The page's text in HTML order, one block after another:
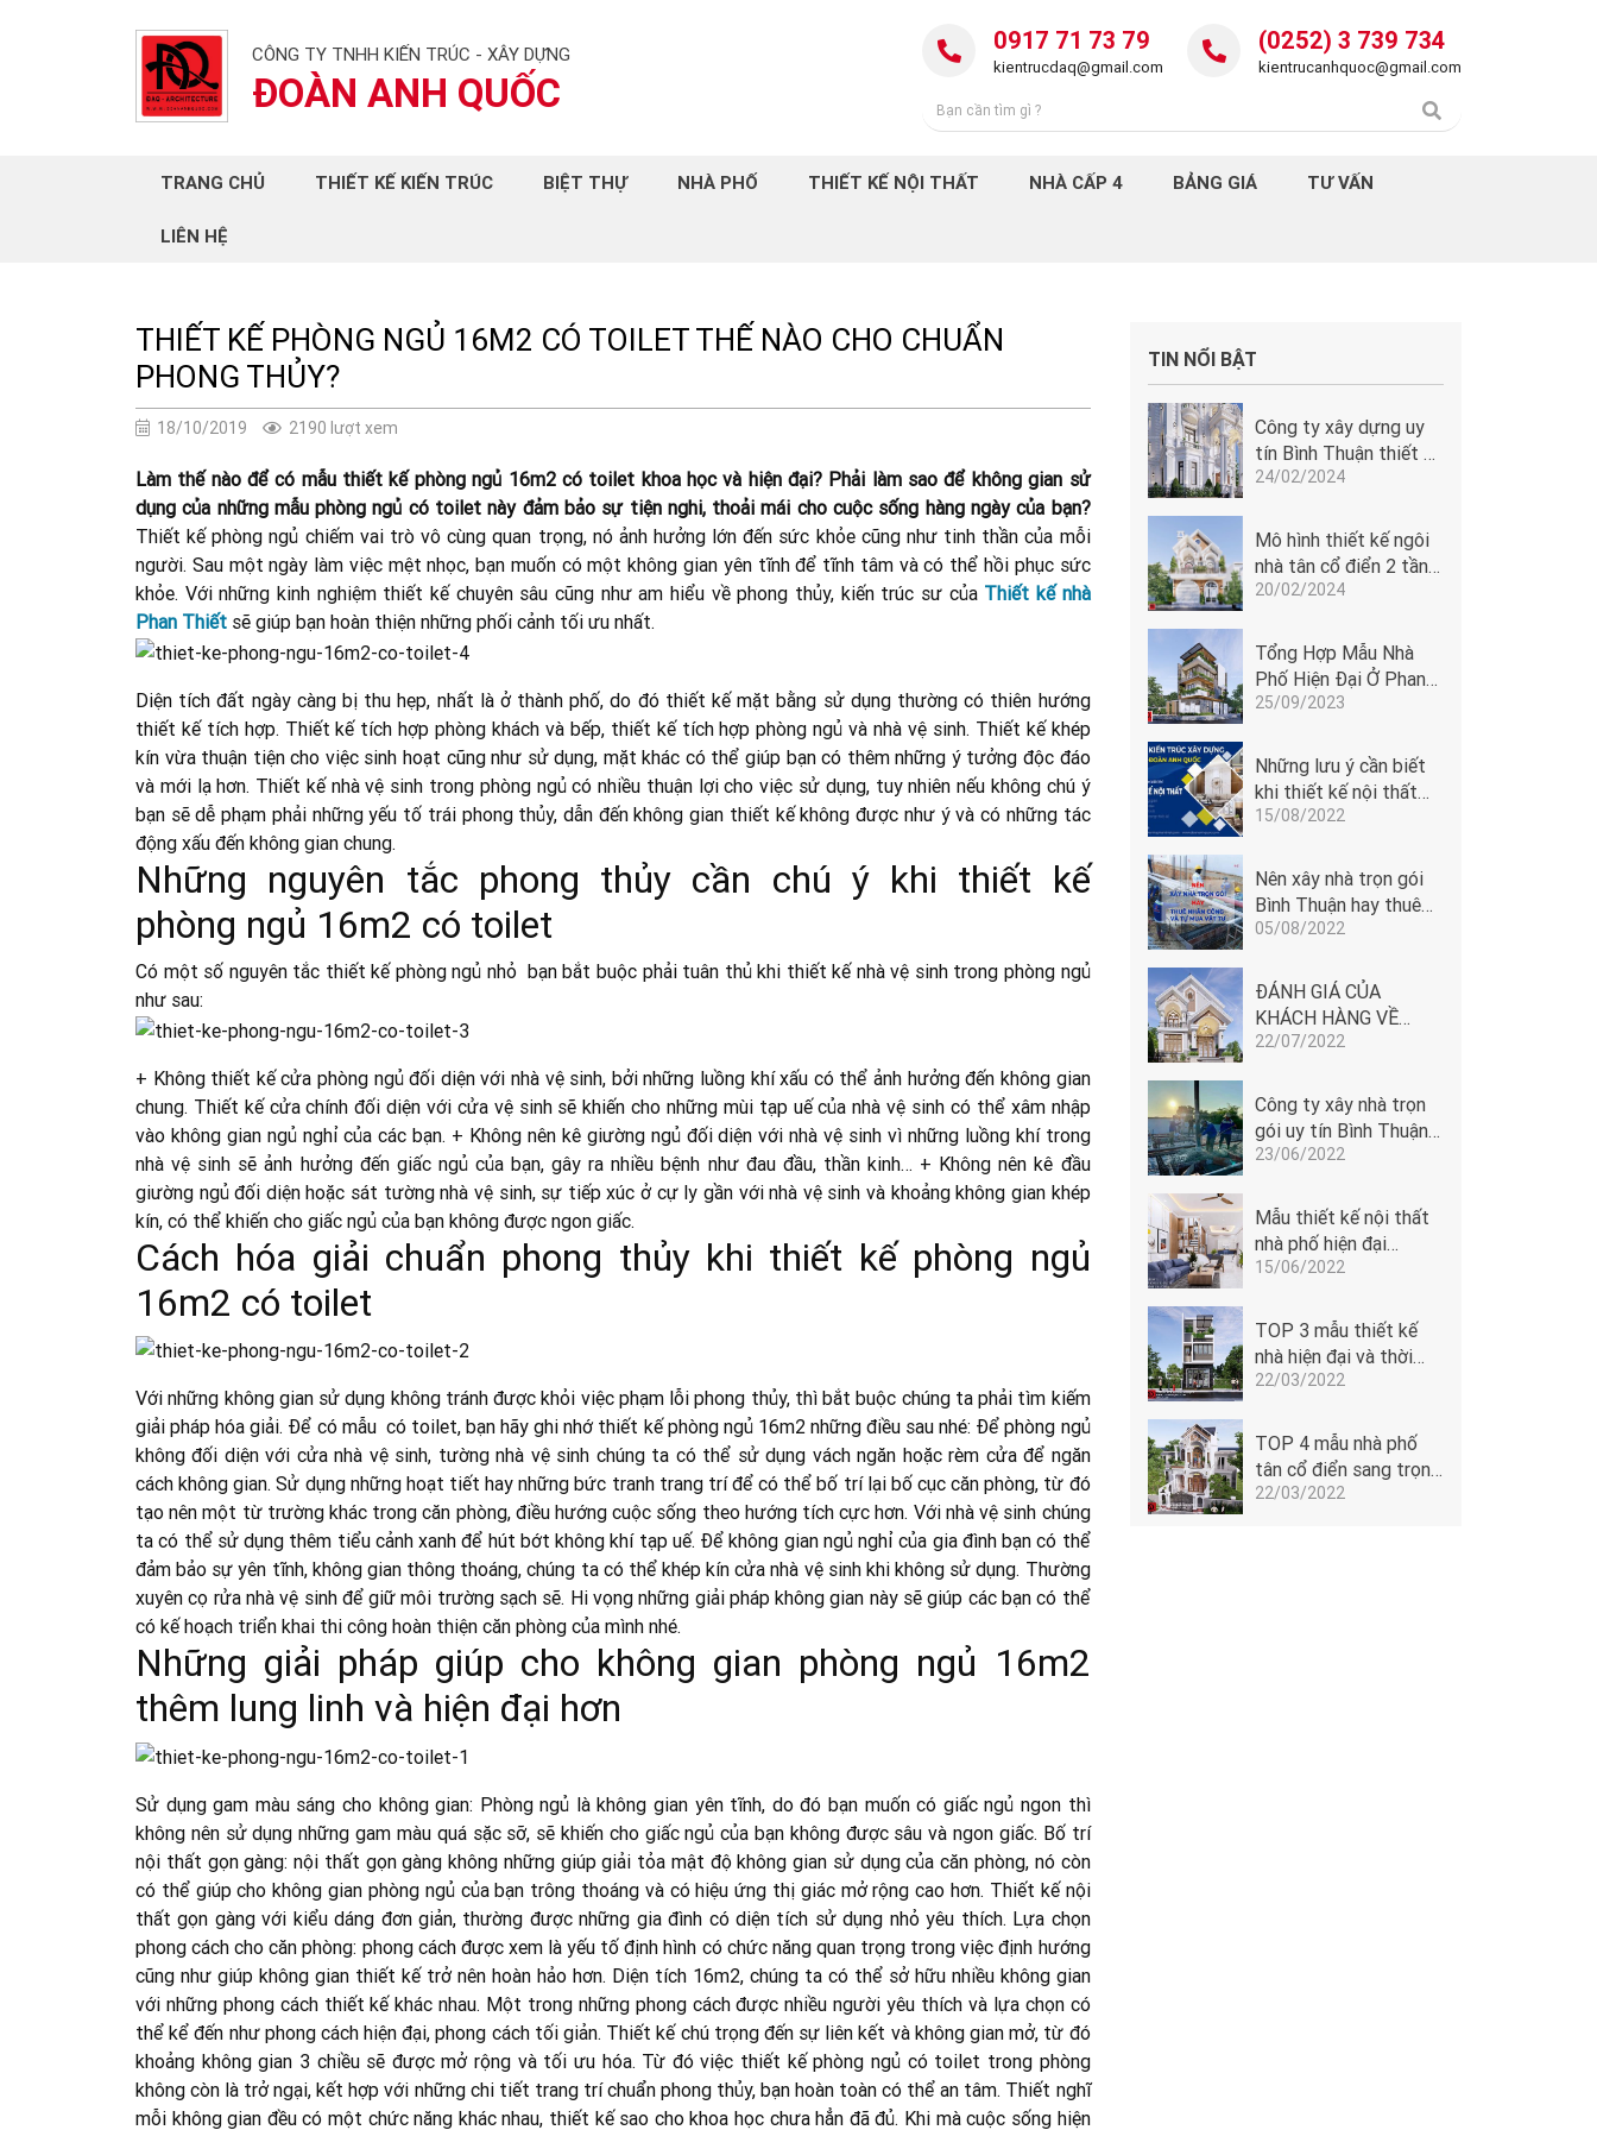
CÔNG TY TNHH KIẾN TRÚC - XÂY DỰNG
ĐOÀN ANH QUỐC
0917 71 73 79
kientrucdaq@gmail.com
(0252) 3 739 734
kientrucanhquoc@gmail.com
TRANG CHỦ THIẾT KẾ KIẾN TRÚC BIỆT THỰ NHÀ PHỐ THIẾT KẾ NỘI THẤT NHÀ CẤP 4 BẢNG GIÁ TƯ VẤN
LIÊN HỆ
THIẾT KẾ PHÒNG NGỦ 16M2 CÓ TOILET THẾ NÀO CHO CHUẨN
PHONG THỦY?
18/10/2019 2190 lượt xem
Làm thế nào để có mẫu thiết kế phòng ngủ 16m2 có toilet khoa học và hiện đại? Phải làm sao để không gian sử
dụng của những mẫu phòng ngủ có toilet này đảm bảo sự tiện nghi, thoải mái cho cuộc sống hàng ngày của bạn?
Thiết kế phòng ngủ chiếm vai trò vô cùng quan trọng, nó ảnh hưởng lớn đến sức khỏe cũng như tinh thần của mỗi
người. Sau một ngày làm việc mệt nhọc, bạn muốn có một không gian yên tĩnh để tĩnh tâm và có thể hồi phục sức
khỏe. Với những kinh nghiệm thiết kế chuyên sâu cũng như am hiểu về phong thủy, kiến trúc sư của Thiết kế nhà
Phan Thiết sẽ giúp bạn hoàn thiện những phối cảnh tối ưu nhất.
Diện tích đất ngày càng bị thu hẹp, nhất là ở thành phố, do đó thiết kế mặt bằng sử dụng thường có thiên hướng
thiết kế tích hợp. Thiết kế tích hợp phòng khách và bếp, thiết kế tích hợp phòng ngủ và nhà vệ sinh. Thiết kế khép
kín vừa thuận tiện cho việc sinh hoạt cũng như sử dụng, mặt khác có thể giúp bạn có thêm những ý tưởng độc đáo
và mới lạ hơn. Thiết kế nhà vệ sinh trong phòng ngủ có nhiều thuận lợi cho việc sử dụng, tuy nhiên nếu không chú ý
bạn sẽ dễ phạm phải những yếu tố trái phong thủy, dẫn đến không gian thiết kế không được như ý và có những tác
động xấu đến không gian chung.
Những nguyên tắc phong thủy cần chú ý khi thiết kế
phòng ngủ 16m2 có toilet
Có một số nguyên tắc thiết kế phòng ngủ nhỏ bạn bắt buộc phải tuân thủ khi thiết kế nhà vệ sinh trong phòng ngủ
như sau:
+ Không thiết kế cửa phòng ngủ đối diện với nhà vệ sinh, bởi những luồng khí xấu có thể ảnh hưởng đến không gian
chung. Thiết kế cửa chính đối diện với cửa vệ sinh sẽ khiến cho những mùi tạp uế của nhà vệ sinh có thể xâm nhập
vào không gian ngủ nghỉ của các bạn. + Không nên kê giường ngủ đối diện với nhà vệ sinh vì những luồng khí trong
nhà vệ sinh sẽ ảnh hưởng đến giấc ngủ của bạn, gây ra nhiều bệnh như đau đầu, thần kinh… + Không nên kê đầu
giường ngủ đối diện hoặc sát tường nhà vệ sinh, sự tiếp xúc ở cự ly gần với nhà vệ sinh và khoảng không gian khép
kín, có thể khiến cho giấc ngủ của bạn không được ngon giấc.
Cách hóa giải chuẩn phong thủy khi thiết kế phòng ngủ
16m2 có toilet
Với những không gian sử dụng không tránh được khỏi việc phạm lỗi phong thủy, thì bắt buộc chúng ta phải tìm kiếm
giải pháp hóa giải. Để có mẫu có toilet, bạn hãy ghi nhớ thiết kế phòng ngủ 16m2 những điều sau nhé: Để phòng ngủ
không đối diện với cửa nhà vệ sinh, tường nhà vệ sinh chúng ta có thể sử dụng vách ngăn hoặc rèm cửa để ngăn
cách không gian. Sử dụng những hoạt tiết hay những bức tranh trang trí để có thể bố trí lại bố cục căn phòng, từ đó
tạo nên một từ trường khác trong căn phòng, điều hướng cuộc sống theo hướng tích cực hơn. Với nhà vệ sinh chúng
ta có thể sử dụng thêm tiểu cảnh xanh để hút bớt không khí tạp uế. Để không gian ngủ nghỉ của gia đình bạn có thể
đảm bảo sự yên tĩnh, không gian thông thoáng, chúng ta có thể khép kín cửa nhà vệ sinh khi không sử dụng. Thường
xuyên cọ rửa nhà vệ sinh để giữ môi trường sạch sẽ. Hi vọng những giải pháp không gian này sẽ giúp các bạn có thể
có kế hoạch triển khai thi công hoàn thiện căn phòng của mình nhé.
Những giải pháp giúp cho không gian phòng ngủ 16m2
thêm lung linh và hiện đại hơn
Sử dụng gam màu sáng cho không gian: Phòng ngủ là không gian yên tĩnh, do đó bạn muốn có giấc ngủ ngon thì
không nên sử dụng những gam màu quá sặc sỡ, sẽ khiến cho giấc ngủ của bạn không được sâu và ngon giấc. Bố trí
nội thất gọn gàng: nội thất gọn gàng không những giúp giải tỏa mật độ không gian sử dụng của căn phòng, nó còn
có thể giúp cho không gian phòng ngủ của bạn trông thoáng và có hiệu ứng thị giác mở rộng cao hơn. Thiết kế nội
thất gọn gàng với kiểu dáng đơn giản, thường được những gia đình có diện tích sử dụng nhỏ yêu thích. Lựa chọn
phong cách cho căn phòng: phong cách được xem là yếu tố định hình có chức năng quan trọng trong việc định hướng
cũng như giúp không gian thiết kế trở nên hoàn hảo hơn. Diện tích 16m2, chúng ta có thể sở hữu nhiều không gian
với những phong cách thiết kế khác nhau. Một trong những phong cách được nhiều người yêu thích và lựa chọn có
thể kể đến như phong cách hiện đại, phong cách tối giản. Thiết kế chú trọng đến sự liên kết và không gian mở, từ đó
khoảng không gian 3 chiều sẽ được mở rộng và tối ưu hóa. Từ đó việc thiết kế phòng ngủ có toilet trong phòng
không còn là trở ngại, kết hợp với những chi tiết trang trí chuẩn phong thủy, bạn hoàn toàn có thể an tâm. Thiết nghĩ
mỗi không gian đều có một chức năng khác nhau, thiết kế sao cho khoa học chưa hẳn đã đủ. Khi mà cuộc sống hiện
TIN NỔI BẬT
Công ty xây dựng uy
tín Bình Thuận thiết kế
lâu đài tân cổ điển
Phan Thiết
24/02/2024
Mô hình thiết kế ngôi
nhà tân cổ điển 2 tầng
cửa vòm tại Phan
20/02/2024
Tổng Hợp Mẫu Nhà
Phố Hiện Đại Ở Phan
Thiết - Bình Thuận
25/09/2023
Những lưu ý cần biết
khi thiết kế nội thất
Phan Thiết
15/08/2022
Nên xây nhà trọn gói
Bình Thuận hay thuê
nhân công và tự mua
05/08/2022
ĐÁNH GIÁ CỦA
KHÁCH HÀNG VỀ
ĐOÀN ANH QUỐC
22/07/2022
Công ty xây nhà trọn
gói uy tín Bình Thuận -
Đoàn Anh Quốc
23/06/2022
Mẫu thiết kế nội thất
nhà phố hiện đại
5x14m của Đoàn Anh
1506
15/06/2022
TOP 3 mẫu thiết kế
nhà hiện đại và thời
thượng
22/03/2022
TOP 4 mẫu nhà phố
tân cổ điển sang trọng
dẫn đầu xu hướng
22/03/2022